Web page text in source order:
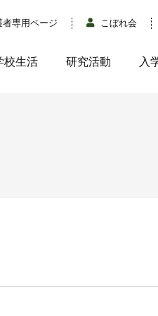
専用ページ こぼれ会
校生活 研究活動 入